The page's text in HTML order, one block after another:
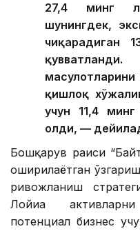
27,4 минг
шунингдек,
чиқарадиган
қишлоқ
учун 11,4
олди, —
Бошқарув раиси
оширилаётган
ривожланиш
Лойиҳа
потенциал бизнес